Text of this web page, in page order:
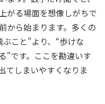
がる場面を想像しがちで
から始まります。多くの
こと”より、“歩けな
”です。ここを勘違いす
てしまいやすくなりま